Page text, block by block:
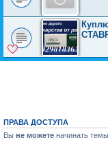
ПРАВА ДОСТУПА
Вы не можете начинать темы